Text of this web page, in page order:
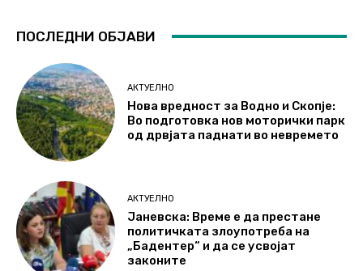
ПОСЛЕДНИ ОБЈАВИ
АКТУЕЛНО
Нова вредност за Водно и Скопје:
Во подготовка нов моторички парк
од дрвјата паднати во невремето
АКТУЕЛНО
Јаневска: Време е да престане
политичката злоупотреба на
„Бадентер“ и да се усвојат
законите